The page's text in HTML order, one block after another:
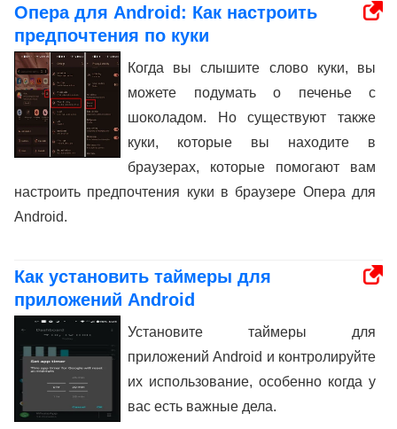
Опера для Android: Как настроить
предпочтения по куки
Когда вы слышите слово куки, вы
можете подумать о печенье с
шоколадом. Но существуют также
куки, которые вы находите в
браузерах, которые помогают вам
настроить предпочтения куки в браузере Опера для
Android.
Как установить таймеры для
приложений Android
Установите таймеры для
приложений Android и контролируйте
их использование, особенно когда у
вас есть важные дела.